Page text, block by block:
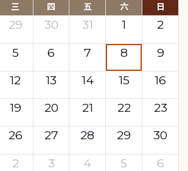
三 四 五 六 日
29 30 31 1
2
5 6 7 8
9
12 13 14 15
16
19 20 21 22
23
26 27 28 29
30
2 3 4 5 6